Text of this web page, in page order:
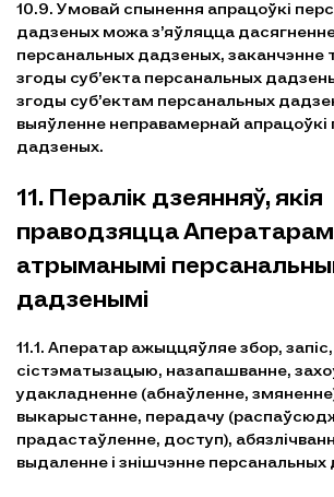
10.9. Умовай спынення апрацоўкі
дадзеных можа з’яўляцца
персанальных дадзеных, заканчэнне
згоды суб’екта персанальных
згоды суб’ектам персанальных
выяўленне неправамернай апрацоўкі
дадзеных.
11. Пералік дзеянняў, якія
праводзяцца
атрыманымі
дадзенымі
11.1. Аператар ажыццяўляе збор, запіс,
сістэматызацыю, назапашванне,
удакладненне (абнаўленне,
выкарыстанне, перадачу
прадастаўленне, доступ),
выдаленне і знішчэнне персанальных